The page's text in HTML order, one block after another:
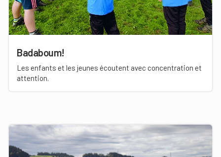
Badaboum!
Les enfants et les jeunes écoutent avec concentration et
attention.